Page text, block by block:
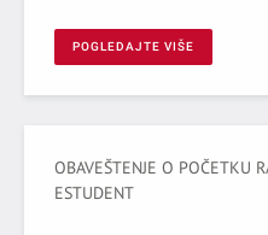
POGLEDAJTE VIŠE
OBAVEŠTENJE O POČETKU
ESTUDENT